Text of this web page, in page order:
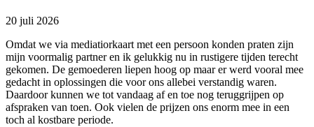
20 juli 2026
Omdat we via mediatiorkaart met een persoon konden praten zijn
mijn voormalig partner en ik gelukkig nu in rustigere tijden terecht
gekomen. De gemoederen liepen hoog op maar er werd vooral mee
gedacht in oplossingen die voor ons allebei verstandig waren.
Daardoor kunnen we tot vandaag af en toe nog teruggrijpen op
afspraken van toen. Ook vielen de prijzen ons enorm mee in een
toch al kostbare periode.